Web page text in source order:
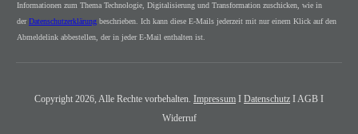
Informationen zum Thema Technologie, Digitalisierung und Transformation zuschicken, wie in
derDatenschutzerklärung beschrieben. Ich kann diese E-Mails jederzeit mit nur einem Klick auf den
Abmeldelink abbestellen, der in jeder E-Mail enthalten ist.
Copyright 2026, Alle Rechte vorbehalten. Impressum I Datenschutz I AGB I
Widerruf